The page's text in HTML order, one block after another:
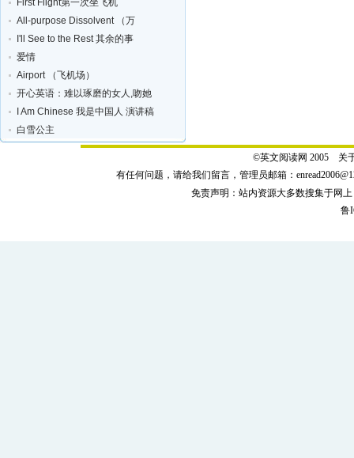
First Flight第一次坐飞机
All-purpose Dissolvent （万
I'll See to the Rest 其余的事
爱情
Airport （飞机场）
开心英语：难以琢磨的女人,吻她
I Am Chinese 我是中国人 演讲稿
白雪公主